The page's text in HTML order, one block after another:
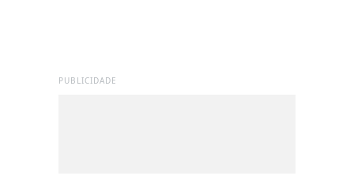
PUBLICIDADE